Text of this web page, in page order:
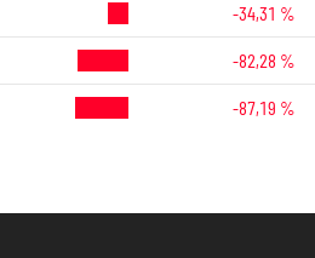
-34,31 %
-82,28 %
-87,19 %